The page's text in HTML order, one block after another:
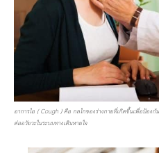
อาการไอ ( Cough ) คือ กลไกของร่างกายที่เกิดขึ้นเพื่อป้อง
ต่ออวัยวะในระบบทางเดินหายใจ